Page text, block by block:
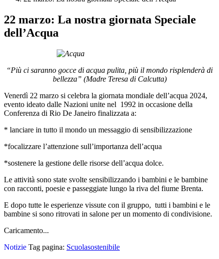
22 marzo: La nostra giornata Speciale
dell’Acqua
“Più ci saranno gocce di acqua pulita, più il mondo risplenderà di
bellezza” (Madre Teresa di Calcutta)
Venerdì 22 marzo si celebra la giornata mondiale dell’acqua 2024,
evento ideato dalle Nazioni unite nel 1992 in occasione della
Conferenza di Rio De Janeiro finalizzata a:
* lanciare in tutto il mondo un messaggio di sensibilizzazione
*focalizzare l’attenzione sull’importanza dell’acqua
*sostenere la gestione delle risorse dell’acqua dolce.
Le attività sono state svolte sensibilizzando i bambini e le bambine
con racconti, poesie e passeggiate lungo la riva del fiume Brenta.
E dopo tutte le esperienze vissute con il gruppo, tutti i bambini e le
bambine si sono ritrovati in salone per un momento di condivisione.
Caricamento...
Notizie Tag pagina: Scuolasostenibile